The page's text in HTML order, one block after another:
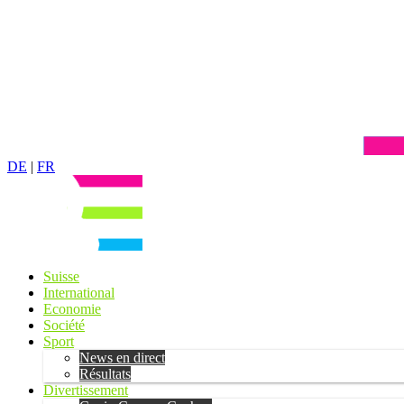
DE | FR
Suisse
International
Economie
Société
Sport
News en direct
Résultats
Divertissement